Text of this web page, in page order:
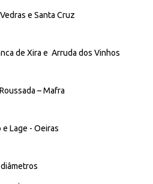
e Santa Cruz
de Xira e Arruda dos Vinhos
– Mafra
Lage - Oeiras